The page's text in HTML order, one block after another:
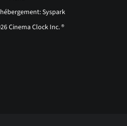
Syspark
Cinema Clock Inc. ®